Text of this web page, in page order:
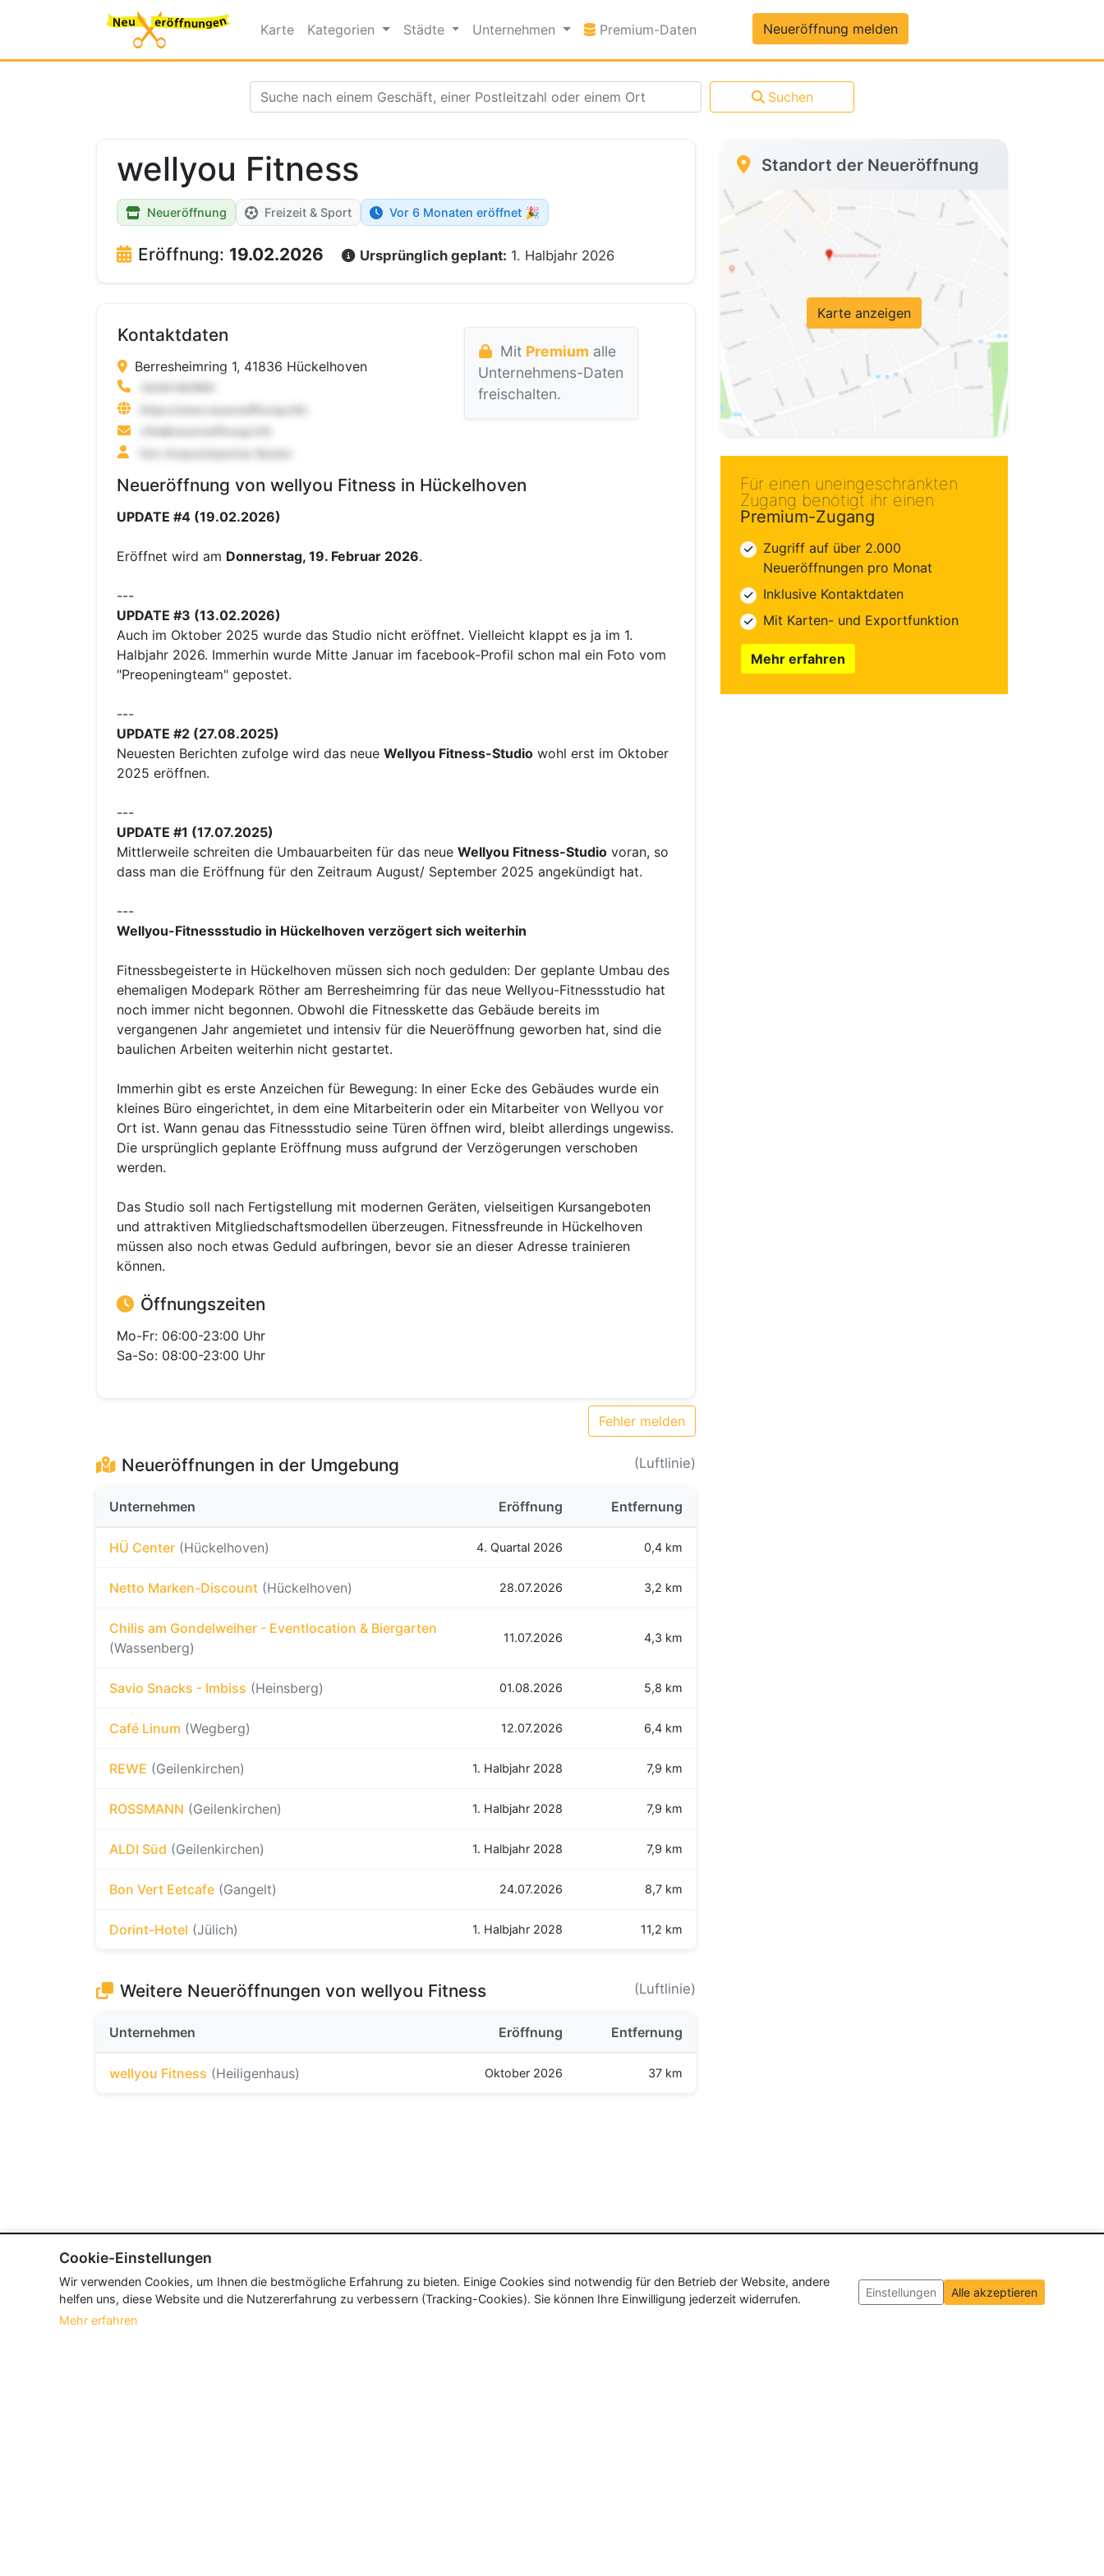
Karte Kategorien Städte Unternehmen Premium-Daten Premium-DatenNeueröffnung melden
Suchen
wellyou Fitness
Neueröffnung Freizeit & Sport Vor 6 Monaten eröffnet 🎉
Eröffnung: 19.02.2026 Ursprünglich geplant: 1. Halbjahr 2026
Kontaktdaten
Berresheimring 1, 41836 Hückelhoven
Mit Premium alle
Unternehmens-Daten
freischalten.
Neueröffnung von wellyou Fitness in Hückelhoven
UPDATE #4 (19.02.2026)
Eröffnet wird am Donnerstag, 19. Februar 2026.
---
UPDATE #3 (13.02.2026)
Auch im Oktober 2025 wurde das Studio nicht eröffnet. Vielleicht klappt es ja im 1.
Halbjahr 2026. Immerhin wurde Mitte Januar im facebook-Profil schon mal ein Foto vom
"Preopeningteam" gepostet.
---
UPDATE #2 (27.08.2025)
Neuesten Berichten zufolge wird das neue Wellyou Fitness-Studio wohl erst im Oktober
2025 eröffnen.
---
UPDATE #1 (17.07.2025)
Mittlerweile schreiten die Umbauarbeiten für das neue Wellyou Fitness-Studio voran, so
dass man die Eröffnung für den Zeitraum August/ September 2025 angekündigt hat.
---
Wellyou-Fitnessstudio in Hückelhoven verzögert sich weiterhin
Fitnessbegeisterte in Hückelhoven müssen sich noch gedulden: Der geplante Umbau des
ehemaligen Modepark Röther am Berresheimring für das neue Wellyou-Fitnessstudio hat
noch immer nicht begonnen. Obwohl die Fitnesskette das Gebäude bereits im
vergangenen Jahr angemietet und intensiv für die Neueröffnung geworben hat, sind die
baulichen Arbeiten weiterhin nicht gestartet.
Immerhin gibt es erste Anzeichen für Bewegung: In einer Ecke des Gebäudes wurde ein
kleines Büro eingerichtet, in dem eine Mitarbeiterin oder ein Mitarbeiter von Wellyou vor
Ort ist. Wann genau das Fitnessstudio seine Türen öffnen wird, bleibt allerdings ungewiss.
Die ursprünglich geplante Eröffnung muss aufgrund der Verzögerungen verschoben
werden.
Das Studio soll nach Fertigstellung mit modernen Geräten, vielseitigen Kursangeboten
und attraktiven Mitgliedschaftsmodellen überzeugen. Fitnessfreunde in Hückelhoven
müssen also noch etwas Geduld aufbringen, bevor sie an dieser Adresse trainieren
können.
Öffnungszeiten
Mo-Fr: 06:00-23:00 Uhr
Sa-So: 08:00-23:00 Uhr
Fehler melden
Neueröffnungen in der Umgebung (Luftlinie)
Unternehmen Eröffnung Entfernung
HÜ Center (Hückelhoven) 4. Quartal 2026 0,4 km
Netto Marken-Discount (Hückelhoven) 28.07.2026 3,2 km
Chilis am Gondelweiher - Eventlocation & Biergarten
(Wassenberg)
11.07.2026 4,3 km
Savio Snacks - Imbiss (Heinsberg) 01.08.2026 5,8 km
Café Linum (Wegberg) 12.07.2026 6,4 km
REWE (Geilenkirchen) 1. Halbjahr 2028 7,9 km
ROSSMANN (Geilenkirchen) 1. Halbjahr 2028 7,9 km
ALDI Süd (Geilenkirchen) 1. Halbjahr 2028 7,9 km
Bon Vert Eetcafe (Gangelt) 24.07.2026 8,7 km
Dorint-Hotel (Jülich) 1. Halbjahr 2028 11,2 km
Weitere Neueröffnungen von wellyou Fitness (Luftlinie)
Unternehmen Eröffnung Entfernung
wellyou Fitness (Heiligenhaus) Oktober 2026 37 km
Standort der Neueröffnung
Karte anzeigen
Für einen uneingeschränkten
Zugang benötigt ihr einen
Premium-Zugang
Zugriff auf über 2.000
Neueröffnungen pro Monat
Inklusive Kontaktdaten
Mit Karten- und Exportfunktion
Mehr erfahren
Cookie-Einstellungen
Wir verwenden Cookies, um Ihnen die bestmögliche Erfahrung zu bieten. Einige Cookies sind notwendig für den Betrieb der Website, andere
helfen uns, diese Website und die Nutzererfahrung zu verbessern (Tracking-Cookies). Sie können Ihre Einwilligung jederzeit widerrufen.
Mehr erfahren
Einstellungen Alle akzeptieren